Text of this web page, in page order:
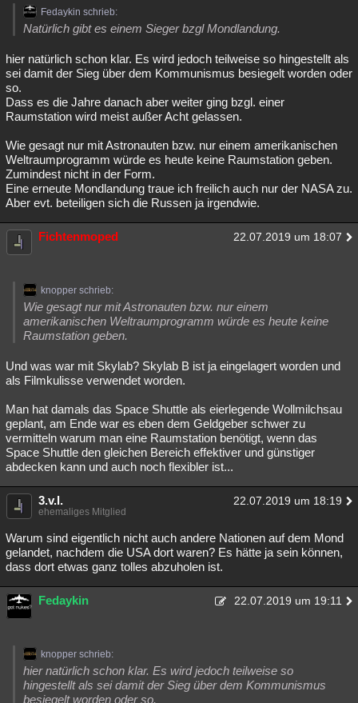
Fedaykin schrieb:
Natürlich gibt es einem Sieger bzgl Mondlandung.
hier natürlich schon klar. Es wird jedoch teilweise so hingestellt als
sei damit der Sieg über dem Kommunismus besiegelt worden oder
so.
Dass es die Jahre danach aber weiter ging bzgl. einer
Raumstation wird meist außer Acht gelassen.
Wie gesagt nur mit Astronauten bzw. nur einem amerikanischen
Weltraumprogramm würde es heute keine Raumstation geben.
Zumindest nicht in der Form.
Eine erneute Mondlandung traue ich freilich auch nur der NASA zu.
Aber evt. beteiligen sich die Russen ja irgendwie.
Fichtenmoped 22.07.2019 um 18:07
knopper schrieb:
Wie gesagt nur mit Astronauten bzw. nur einem
amerikanischen Weltraumprogramm würde es heute keine
Raumstation geben.
Und was war mit Skylab? Skylab B ist ja eingelagert worden und
als Filmkulisse verwendet worden.
Man hat damals das Space Shuttle als eierlegende Wollmilchsau
geplant, am Ende war es eben dem Geldgeber schwer zu
vermitteln warum man eine Raumstation benötigt, wenn das
Space Shuttle den gleichen Bereich effektiver und günstiger
abdecken kann und auch noch flexibler ist...
3.v.l. 22.07.2019 um 18:19
ehemaliges Mitglied
Warum sind eigentlich nicht auch andere Nationen auf dem Mond
gelandet, nachdem die USA dort waren? Es hätte ja sein können,
dass dort etwas ganz tolles abzuholen ist.
Fedaykin 22.07.2019 um 19:11
knopper schrieb:
hier natürlich schon klar. Es wird jedoch teilweise so
hingestellt als sei damit der Sieg über dem Kommunismus
besiegelt worden oder so.